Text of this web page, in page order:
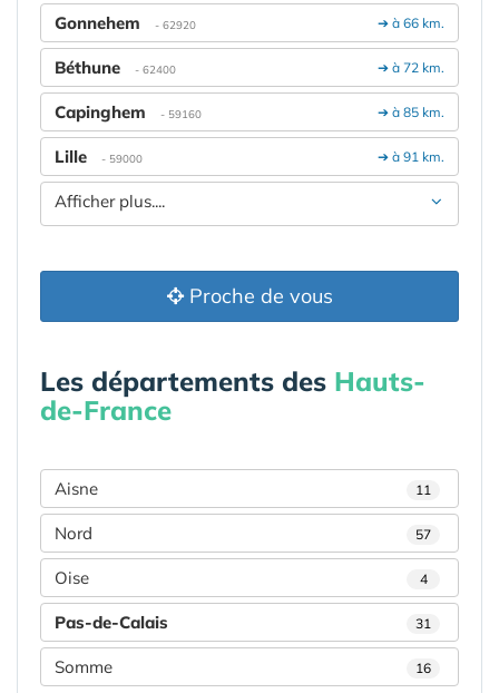
➔ à 66 km.
Gonnehem - 62920
➔ à 72 km.
Béthune - 62400
➔ à 85 km.
Capinghem - 59160
➔ à 91 km.
Lille - 59000
Afficher plus....
Proche de vous
Les départements des Hauts-
de-France
Aisne 11
Nord 57
Oise 4
Pas-de-Calais 31
Somme 16